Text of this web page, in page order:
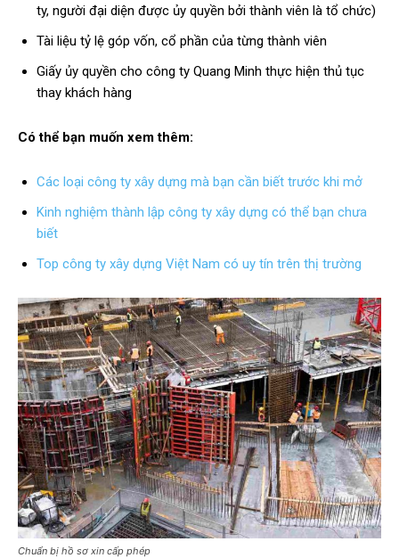
ty, người đại diện được ủy quyền bởi thành viên là tổ chức)
Tài liệu tỷ lệ góp vốn, cổ phần của từng thành viên
Giấy ủy quyền cho công ty Quang Minh thực hiện thủ tục
thay khách hàng
Có thể bạn muốn xem thêm:
Các loại công ty xây dựng mà bạn cần biết trước khi mở
Kinh nghiệm thành lập công ty xây dựng có thể bạn chưa
biết
Top công ty xây dựng Việt Nam có uy tín trên thị trường
Chuẩn bị hồ sơ xin cấp phép